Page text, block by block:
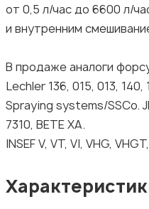
от 0,5 л/час до 6600 л/
и внутренним
В продаже аналоги
Lechler 136, 015, 013,
Spraying systems/SSCo.
7310, BETE XA.
INSEF V, VT, VI, VHG,